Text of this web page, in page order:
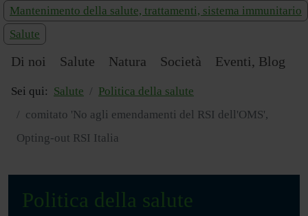
Mantenimento della salute, trattamenti, sistema immunitario
Salute
Di noi Salute Natura Società Eventi, Blog
Sei qui: Salute
Politica della salute
comitato 'No agli emendamenti del RSI dell'OMS',
Opting-out RSI Italia
Politica della salute